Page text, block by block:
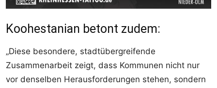
Koohestanian betont zudem:
„Diese besondere, stadtübergreifende
Zusammenarbeit zeigt, dass Kommunen nicht nur
vor denselben Herausforderungen stehen, sondern